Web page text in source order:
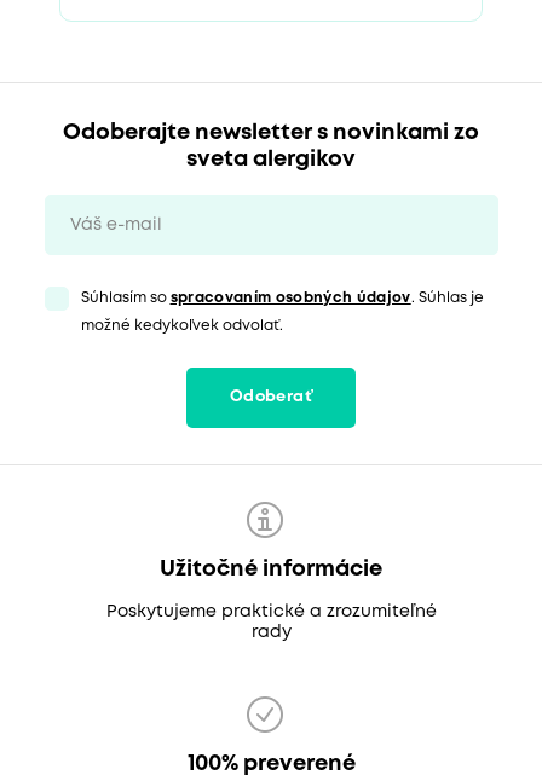
Odoberajte newsletter s novinkami zo
sveta alergikov
Súhlasím so spracovaním osobných údajov. Súhlas je
možné kedykoľvek odvolať.
Odoberať
Užitočné informácie
Poskytujeme praktické a zrozumiteľné
rady
100% preverené